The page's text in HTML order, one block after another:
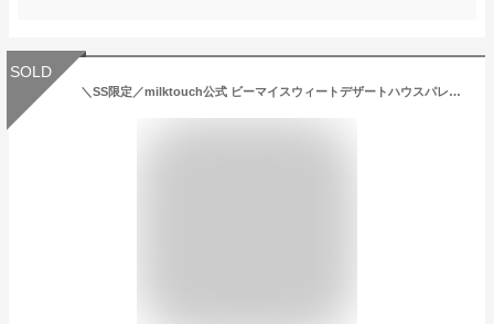
SOLD
＼SS限定／milktouch公式 ビーマイスウィートデザートハウスパレット （ 韓国コスメ / グリッター / アイシャドウ / アイメイク / キラキラ / 涙袋 / メイク / 涙袋ライナー / 垢抜け / アイシャドウパレット / アイパレット / ラメ / クリーム / ベース / メイクアップ )